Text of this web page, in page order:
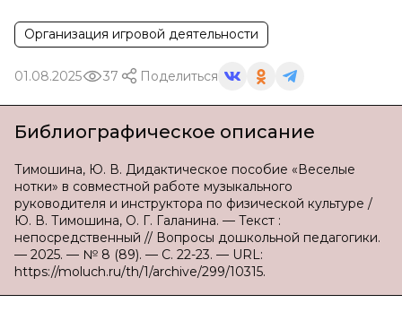
Организация игровой деятельности
01.08.2025 37 Поделиться
Библиографическое описание
Тимошина, Ю. В. Дидактическое пособие «Веселые
нотки» в совместной работе музыкального
руководителя и инструктора по физической культуре /
Ю. В. Тимошина, О. Г. Галанина. — Текст :
непосредственный // Вопросы дошкольной педагогики.
— 2025. — № 8 (89). — С. 22-23. — URL:
https://moluch.ru/th/1/archive/299/10315.